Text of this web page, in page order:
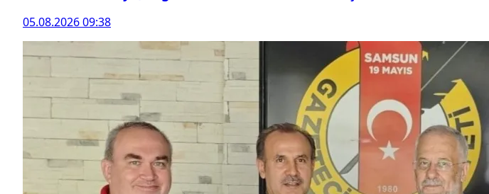
05.08.2026 09:38